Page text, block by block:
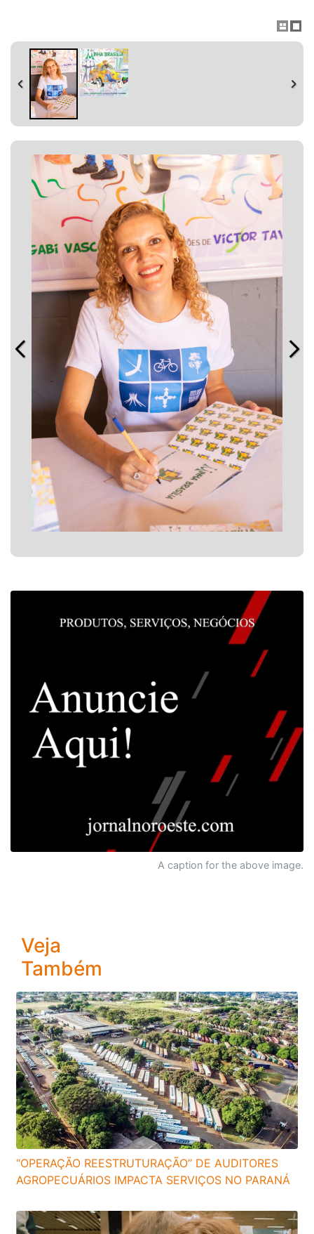
A caption for the above image.
Veja
Também
“OPERAÇÃO REESTRUTURAÇÃO” DE AUDITORES
AGROPECUÁRIOS IMPACTA SERVIÇOS NO PARANÁ